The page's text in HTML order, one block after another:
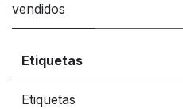
vendidos
Etiquetas
Etiquetas